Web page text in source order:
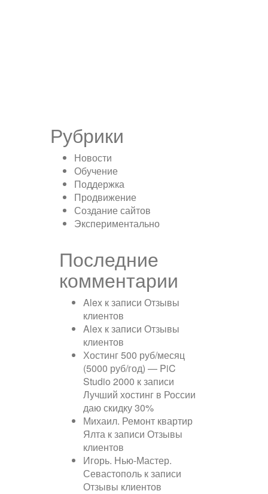
Рубрики
Новости
Обучение
Поддержка
Продвижение
Создание сайтов
Экспериментально
Последние
комментарии
Alexк записи Отзывы
клиентов
Alexк записи Отзывы
клиентов
Хостинг 500 руб/месяц
(5000 руб/год) — PiC
Studio 2000 к записи
Лучший хостинг в России
даю скидку 30%
Михаил. Ремонт квартир
Ялтак записи Отзывы
клиентов
Игорь. Нью-Мастер.
Севастопольк записи
Отзывы клиентов